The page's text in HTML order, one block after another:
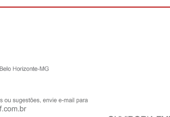
dos clubes abaixo relacionados para a